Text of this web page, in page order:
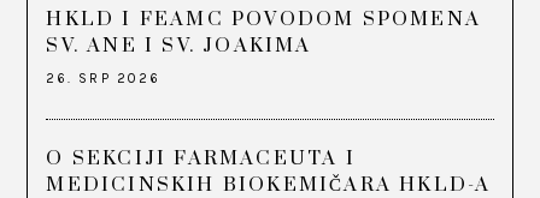
HKLD I FEAMC POVODOM SPOMENA
SV. ANE I SV. JOAKIMA
26. SRP 2026
O SEKCIJI FARMACEUTA I
MEDICINSKIH BIOKEMIČARA HKLD-A